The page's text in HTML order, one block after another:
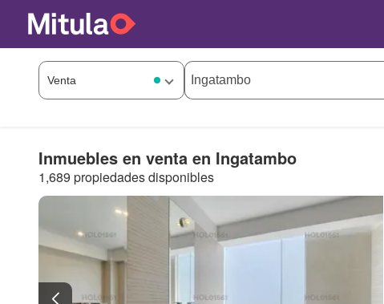
Inmuebles en venta en Ingatambo
1,689 propiedades disponibles